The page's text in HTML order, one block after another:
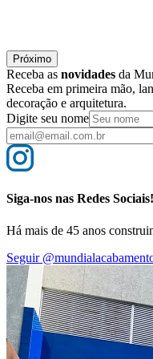
Próximo
Receba as novidades da
Receba em primeira mão,
decoração e arquitetura.
Digite seu nome
Siga-nos nas Redes Sociais!
Há mais de 45 anos
Seguir